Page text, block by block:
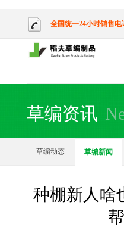
全国统一24小时销售电
草编资讯
草编动态 草编新闻
种棚新人啥